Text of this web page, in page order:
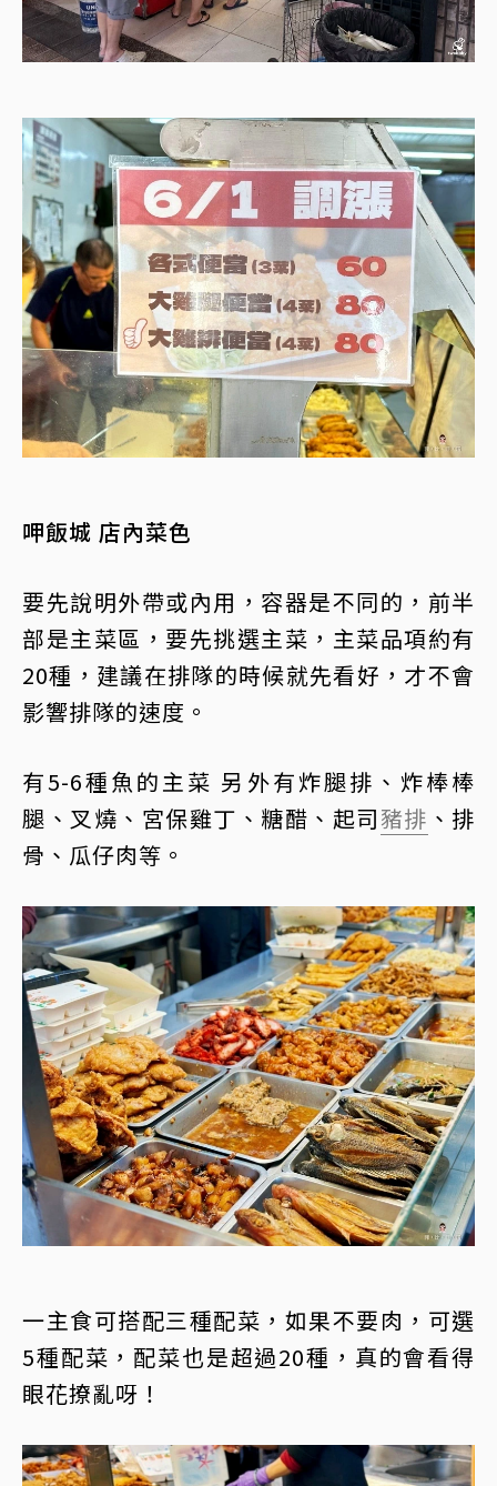
呷飯城 店內菜色
要先說明外帶或內用，容器是不同的，前半
部是主菜區，要先挑選主菜，主菜品項約有
20種，建議在排隊的時候就先看好，才不會
影響排隊的速度。
有5-6種魚的主菜 另外有炸腿排、炸棒棒
腿、叉燒、宮保雞丁、糖醋、起司豬排 、排
骨、瓜仔肉等。
一主食可搭配三種配菜，如果不要肉，可選
5種配菜，配菜也是超過20種，真的會看得
眼花撩亂呀！